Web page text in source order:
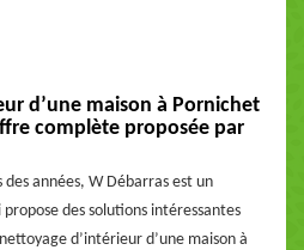
d’une maison à Pornichet
complète proposée par
années, W Débarras est un
des solutions intéressantes
d’intérieur d’une maison à